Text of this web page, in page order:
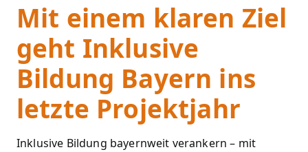
Mit einem klaren Ziel
geht Inklusive
Bildung Bayern ins
letzte Projektjahr
Inklusive Bildung bayernweit verankern – mit